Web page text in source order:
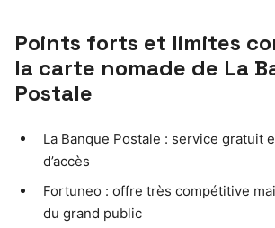
Points forts et limites
la carte nomade de La
Postale
La Banque Postale : service gratuit
d’accès
Fortuneo : offre très compétitive
du grand public